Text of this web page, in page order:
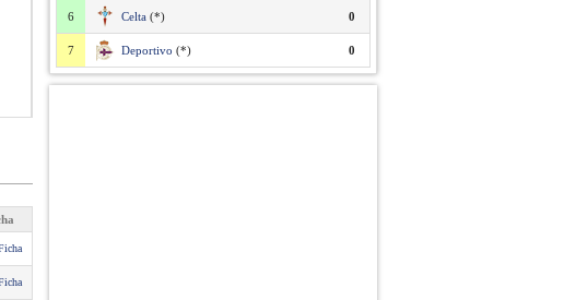
6 Celta (*) 0
7 Deportivo (*) 0